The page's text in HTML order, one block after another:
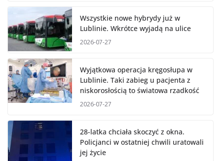
Wszystkie nowe hybrydy już w
Lublinie. Wkrótce wyjadą na ulice
2026-07-27
Wyjątkowa operacja kręgosłupa w
Lublinie. Taki zabieg u pacjenta z
niskorosłością to światowa rzadkość
2026-07-27
28-latka chciała skoczyć z okna.
Policjanci w ostatniej chwili uratowali
jej życie